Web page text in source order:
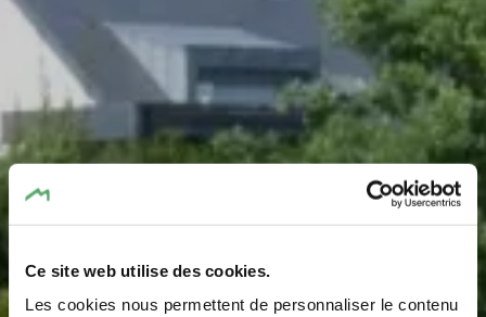
Ce site web utilise des cookies.
Les cookies nous permettent de personnaliser le contenu